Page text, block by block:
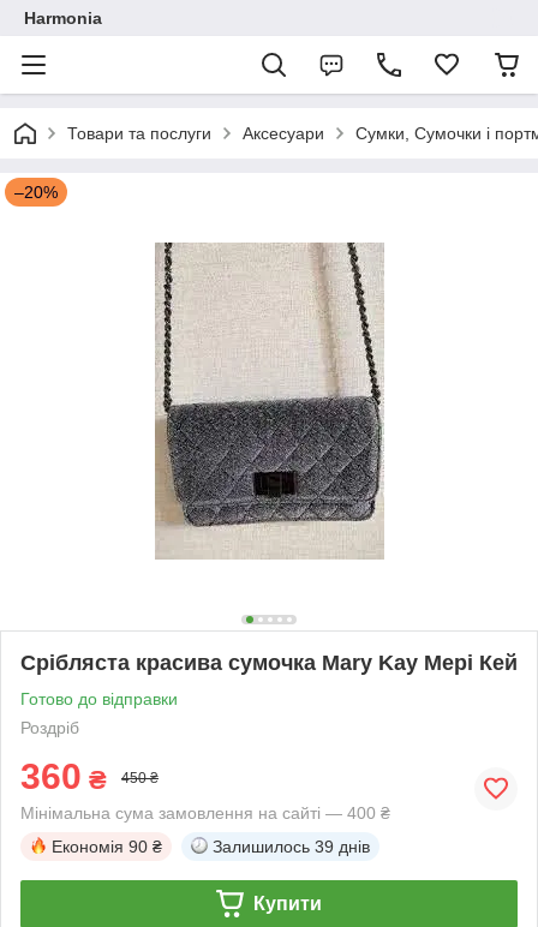
Harmonia
Товари та послуги Аксесуари Сумки, Сумочки і
–20%
Срібляста красива сумочка Mary Kay Мері Кей
Готово до відправки
Роздріб
360 ₴ 450 ₴
Мінімальна сума замовлення на сайті — 400 ₴
Економія 90 ₴ Залишилось 39 днів
Купити